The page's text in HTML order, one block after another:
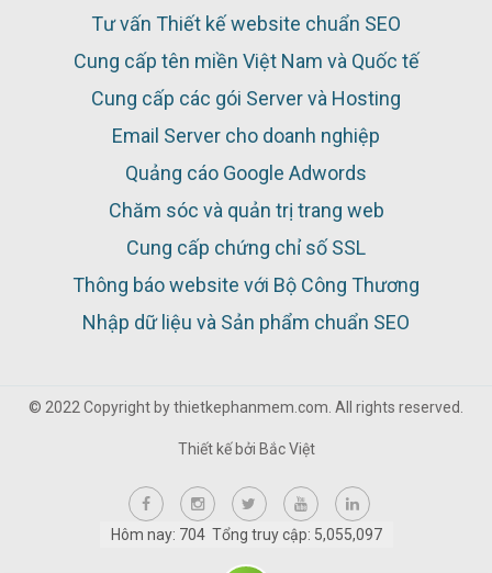
Tư vấn Thiết kế website chuẩn SEO
Cung cấp tên miền Việt Nam và Quốc tế
Cung cấp các gói Server và Hosting
Email Server cho doanh nghiệp
Quảng cáo Google Adwords
Chăm sóc và quản trị trang web
Cung cấp chứng chỉ số SSL
Thông báo website với Bộ Công Thương
Nhập dữ liệu và Sản phẩm chuẩn SEO
© 2022 Copyright by thietkephanmem.com. All rights reserved.
Thiết kế bởi Bắc Việt
Hôm nay: 704 Tổng truy cập: 5,055,097